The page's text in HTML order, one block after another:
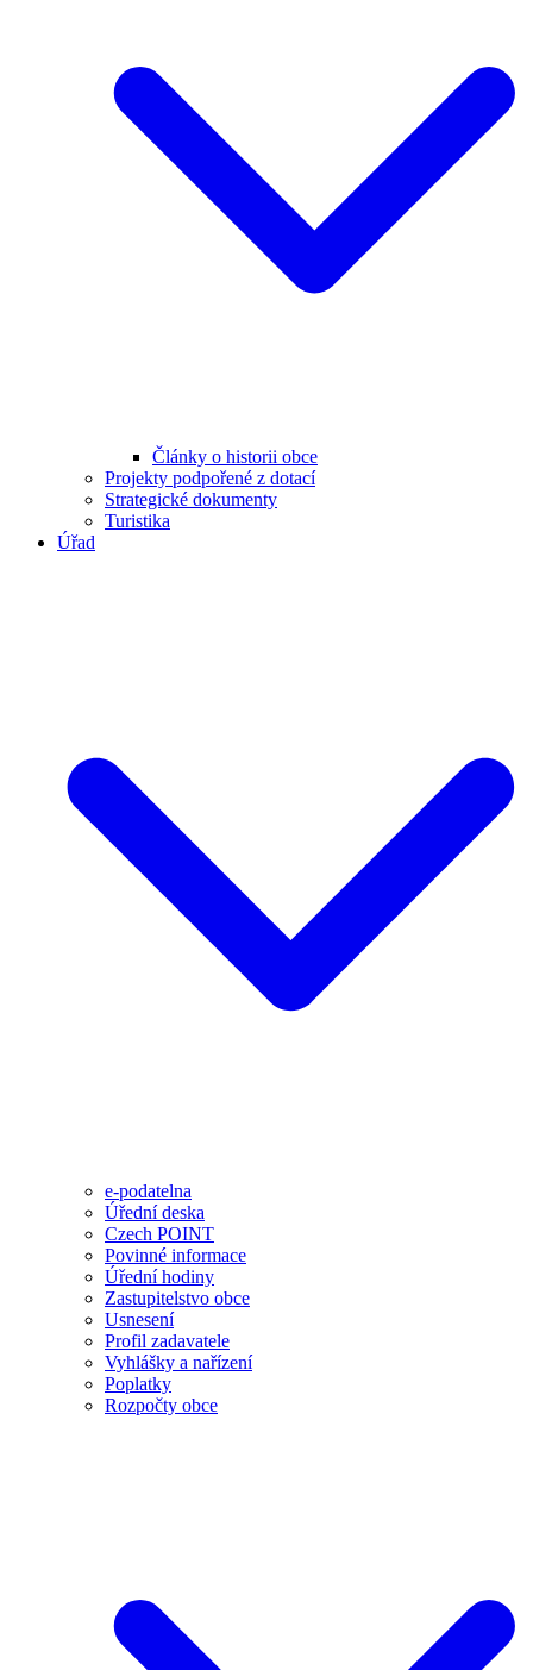
Články o historii obce
Projekty podpořené z dotací
Strategické dokumenty
Turistika
Úřad
e-podatelna
Úřední deska
Czech POINT
Povinné informace
Úřední hodiny
Zastupitelstvo obce
Usnesení
Profil zadavatele
Vyhlášky a nařízení
Poplatky
Rozpočty obce